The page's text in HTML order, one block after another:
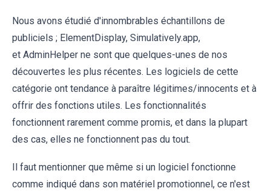
Nous avons étudié d'innombrables échantillons de
publiciels ; ElementDisplay, Simulatively.app,
et AdminHelper ne sont que quelques-unes de nos
découvertes les plus récentes. Les logiciels de cette
catégorie ont tendance à paraître légitimes/innocents et à
offrir des fonctions utiles. Les fonctionnalités
fonctionnent rarement comme promis, et dans la plupart
des cas, elles ne fonctionnent pas du tout.
Il faut mentionner que même si un logiciel fonctionne
comme indiqué dans son matériel promotionnel, ce n'est